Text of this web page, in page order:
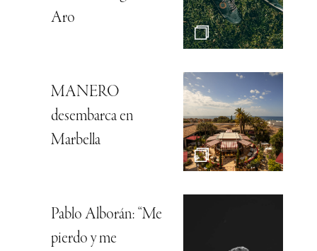
Aro
MANERO
desembarca en
Marbella
Pablo Alborán: “Me
pierdo y me